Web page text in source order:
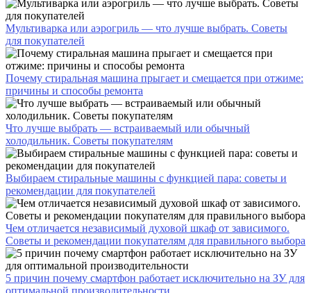
Мультиварка или аэрогриль — что лучше выбрать. Советы
для покупателей
Почему стиральная машина прыгает и смещается при отжиме:
причины и способы ремонта
Что лучше выбрать — встраиваемый или обычный
холодильник. Советы покупателям
Выбираем стиральные машины с функцией пара: советы и
рекомендации для покупателей
Чем отличается независимый духовой шкаф от зависимого.
Советы и рекомендации покупателям для правильного выбора
5 причин почему смартфон работает исключительно на ЗУ для
оптимальной производительности